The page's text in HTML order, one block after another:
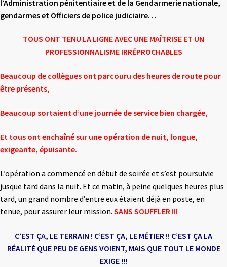
l’Administration pénitentiaireet de la Gendarmerie nationale,
gendarmes et Officiers de police judiciaire…
TOUS ONT TENU LA LIGNE AVEC UNE MAÎTRISE ET UN
PROFESSIONNALISME IRRÉPROCHABLES
Beaucoup de collègues ont parcouru des heures de route pour
être présents,
Beaucoup sortaient d’une journée de service bien chargée,
Et tous ont enchaîné sur une opération de nuit, longue,
exigeante, épuisante.
L’opération a commencé en début de soirée et s’est poursuivie
jusque tard dans la nuit. Et ce matin, à peine quelques heures plus
tard, un grand nombre d’entre eux étaient déjà en poste, en
tenue, pour assurer leur mission. SANS SOUFFLER !!!
C’EST ÇA, LE TERRAIN ! C’EST ÇA, LE MÉTIER !! C’EST ÇA LA
RÉALITÉ QUE PEU DE GENS VOIENT, MAIS QUE TOUT LE MONDE
EXIGE !!!